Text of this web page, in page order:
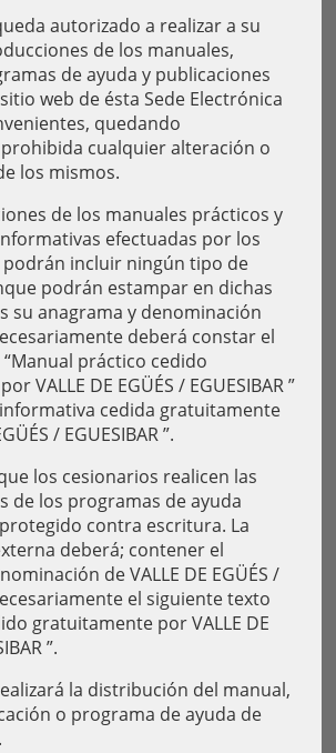
autorizado a realizar a su
de los manuales,
de ayuda y publicaciones
web de ésta Sede Electrónica
quedando
cualquier alteración o
los mismos.
de los manuales prácticos y
efectuadas por los
incluir ningún tipo de
podrán estampar en dichas
su anagrama y denominación
deberá constar el
práctico cedido
VALLE DE EGÜÉS / EGUESIBAR ”
cedida gratuitamente
/ EGUESIBAR ”.
los cesionarios realicen las
de los programas de ayuda
contra escritura. La
deberá; contener el
de VALLE DE EGÜÉS /
el siguiente texto
gratuitamente por VALLE DE
”.
la distribución del manual,
o programa de ayuda de